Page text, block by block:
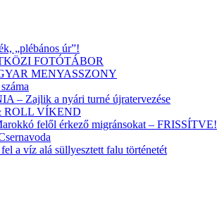
„plébános úr”!
FOTÓTÁBOR
MENYASSZONY
– Zajlik a nyári turné újratervezése
ROLL VÍKEND
felől érkező migránsokat – FRISSÍTVE!
a víz alá süllyesztett falu történetét